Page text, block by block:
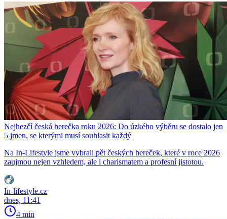
Nejhezčí česká herečka roku 2026: Do úzkého výběru se dostalo jen
5 jmen, se kterými musí souhlasit každý
Na In-Lifestyle jsme vybrali pět českých hereček, které v roce 2026
zaujmou nejen vzhledem, ale i charismatem a profesní jistotou.
In-lifestyle.cz
dnes, 11:41
4 min